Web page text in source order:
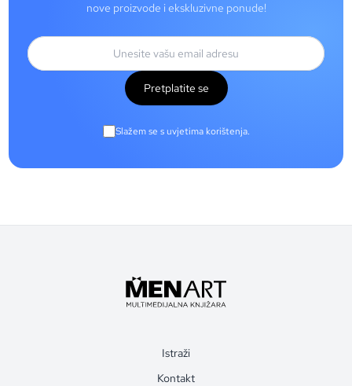
nove proizvode i ekskluzivne ponude!
Pretplatite se
Slažem se s uvjetima korištenja.
Istraži
Kontakt